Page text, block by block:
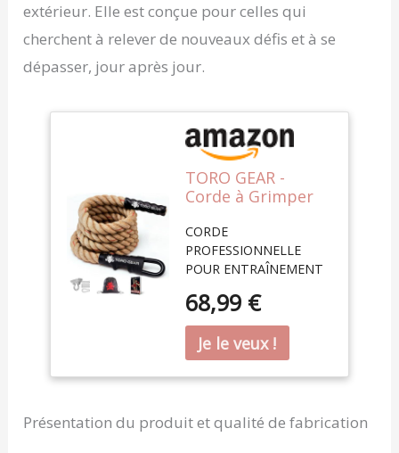
extérieur. Elle est conçue pour celles qui
cherchent à relever de nouveaux défis et à se
dépasser, jour après jour.
TORO GEAR -
Corde à Grimper
millimètres, 3-6
mètres - Corde à
Grimper avec
Mousqueton et
accroche pour
Crossfit, salles de
Sport, Fitness et
entraînement
pour Pompiers. (38
CORDE
PROFESSIONNELLE
POUR ENTRAÎNEMENT
idéale pour
l'entraînement crossfit
de fibres 100 %
naturelles. Son diamètre
et sa légèreté vous
meilleure grip, agilité et
vitesse des grips en
68,99 €
Présentation du produit et qualité de fabrication